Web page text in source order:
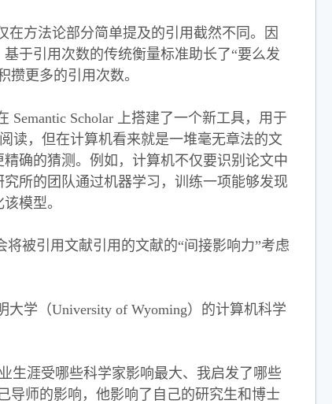
方法论部分简单提及的引用截然不同。因
于引用次数的传统衡量标准助长了“要么发
更多的引用次数。
Scholar 上搭建了一个新工具，用于
读，但在计算机看来就是一堆毫无章法的文
确的猜测。例如，计算机不仅要识别论文中
所的团队通过机器学习，训练一项能够发现
模型。
被引用文献引用的文献的“间接影响力”考虑
大学（University of Wyoming）的计算机科学
生涯受哪些科学家影响最大、我启发了哪些
导师的影响，他影响了自己的研究生和博士